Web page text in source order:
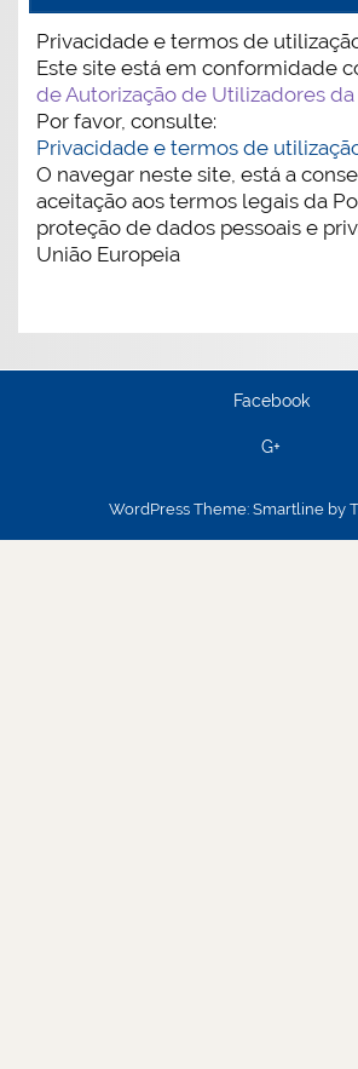
Privacidade e termos de
Este site está em conformidade
de Autorização de Utilizadores da
Por favor, consulte:
Privacidade e termos de
O navegar neste site, está a
aceitação aos termos legais da
proteção de dados pessoais e
União Europeia
Facebook
G+
WordPress Theme: Smartline by